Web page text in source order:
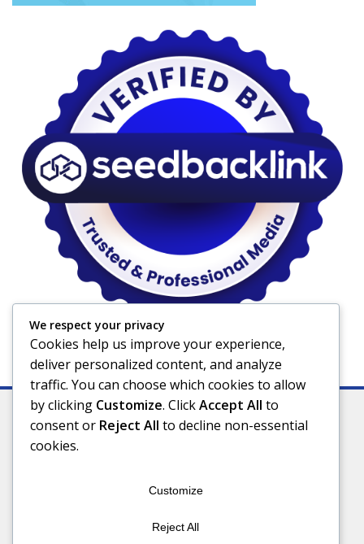
Pedoman Media Siber
Connect With Us
We respect your privacy
Cookies help us improve your experience,
deliver personalized content, and analyze
traffic. You can choose which cookies to allow
by clicking Customize. ClickAccept All to
consent or Reject All to decline non-essential
cookies.
Customize
Reject All